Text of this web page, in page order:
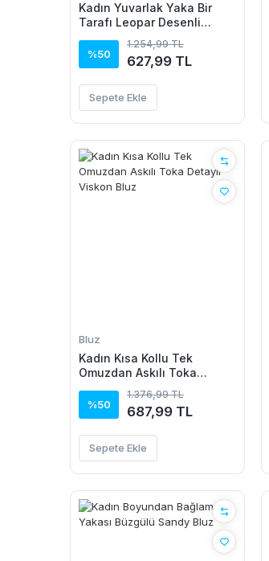
Kadın Yuvarlak Yaka Bir
Tarafı Leopar Desenli
%50
1.254,99 TL
627,99 TL
Sepete Ekle
Bluz
Kadın Kısa Kollu Tek
Omuzdan Askılı Toka
%50
1.376,99 TL
687,99 TL
Sepete Ekle